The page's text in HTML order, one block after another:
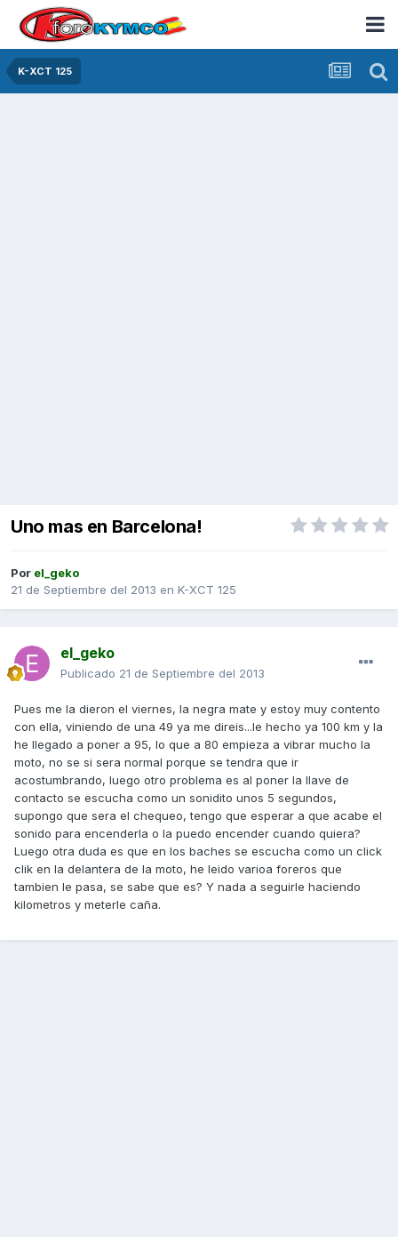
K-XCT 125
Uno mas en Barcelona!
Por el_geko
21 de Septiembre del 2013 en K-XCT 125
el_geko
Publicado 21 de Septiembre del 2013
Pues me la dieron el viernes, la negra mate y estoy muy contento
con ella, viniendo de una 49 ya me direis...le hecho ya 100 km y la
he llegado a poner a 95, lo que a 80 empieza a vibrar mucho la
moto, no se si sera normal porque se tendra que ir
acostumbrando, luego otro problema es al poner la llave de
contacto se escucha como un sonidito unos 5 segundos,
supongo que sera el chequeo, tengo que esperar a que acabe el
sonido para encenderla o la puedo encender cuando quiera?
Luego otra duda es que en los baches se escucha como un click
clik en la delantera de la moto, he leido varioa foreros que
tambien le pasa, se sabe que es? Y nada a seguirle haciendo
kilometros y meterle caña.